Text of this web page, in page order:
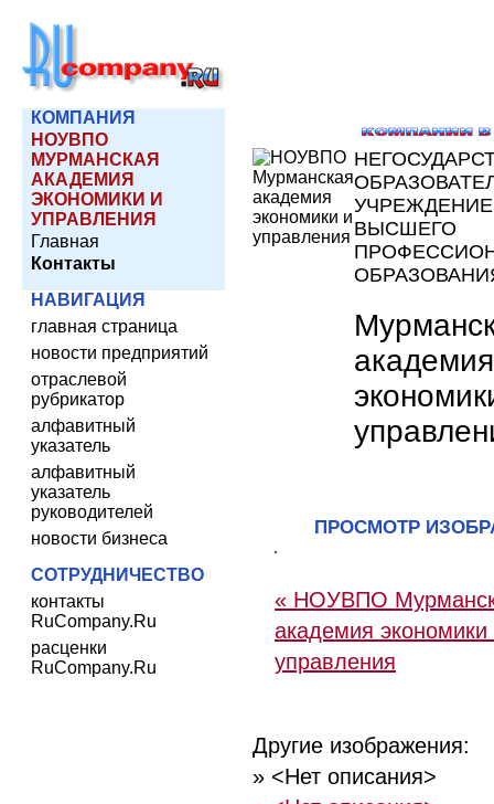
КОМПАНИЯ
НОУВПО
МУРМАНСКАЯ
АКАДЕМИЯ
ЭКОНОМИКИ И
УПРАВЛЕНИЯ
Главная
Контакты
НАВИГАЦИЯ
главная страница
новости предприятий
отраслевой
рубрикатор
алфавитный
указатель
алфавитный
указатель
руководителей
новости бизнеса
СОТРУДНИЧЕСТВО
контакты
RuCompany.Ru
расценки
RuCompany.Ru
УЧРЕЖДЕНИЕ
ВЫСШЕГО
академия
ПРОСМОТР
« НОУВПО
академия экономики
управления
Другие изображения:
» <Нет описания>